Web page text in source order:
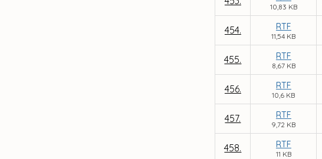
10,83 KB
454. RTF
11,54 KB
455. RTF
8,67 KB
456. RTF
10,6 KB
457. RTF
9,72 KB
458. RTF
11 KB